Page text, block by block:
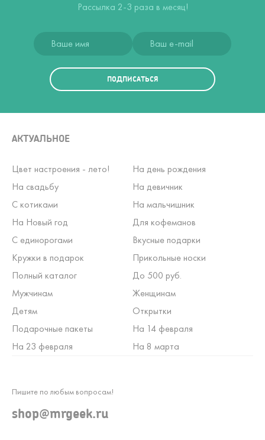
Рассылка 2-3 раза в месяц!
ПОДПИСАТЬСЯ
АКТУАЛЬНОЕ
Цвет настроения - лето!
На день рождения
На свадьбу
На девичник
С котиками
На мальчишник
На Новый год
Для кофеманов
С единорогами
Вкусные подарки
Кружки в подарок
Прикольные носки
Полный каталог
До 500 руб.
Мужчинам
Женщинам
Детям
Открытки
Подарочные пакеты
На 14 февраля
На 23 февраля
На 8 марта
Пишите по любым вопросам!
shop@mrgeek.ru